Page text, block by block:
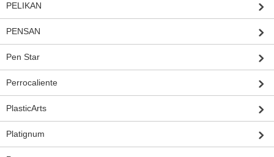
PELIKAN
PENSAN
Pen Star
Perrocaliente
PlasticArts
Platignum